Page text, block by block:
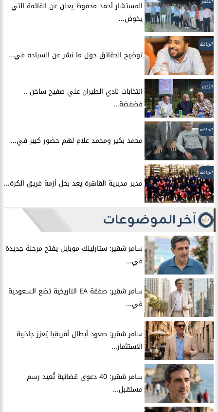
المستشار أحمد محفوظ يعلن عن القائمة التي
يخوض...
الرياضة
توضيح الحقائق حول ما نشر عن السباحه في...
الأخبار
انتخابات نادي الطيران علي صفيح ساخن ..
فضفضة...
الرياضة
محمد بكير ومحمد علام لهم حضور كبير في...
الرياضة
مدير مديرية القاهرة يعد بحل أزمة فريق الكرة...
آخر الموضوعات
سامر شقير: ستارلينك موبايل يفتح مرحلة جديدة
في...
سامر شقير: صفقة EA التاريخية تضع السعودية
في...
سامر شقير: صعود أبطال أفريقيا يُعزز جاذبية
الاستثمار...
سامر شقير: 40 دعوى قضائية تُعيد رسم
مستقبل...